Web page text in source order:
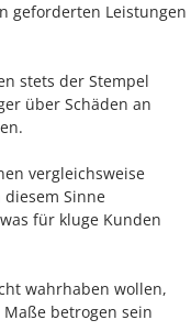
geforderten Leistungen
stets der Stempel
über Schäden an
vergleichsweise
Sinne
für kluge Kunden
wahrhaben wollen,
betrogen sein